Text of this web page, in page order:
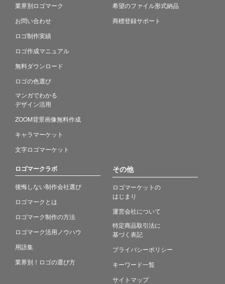
業界別ロゴマーク
お問い合わせ
ロゴ制作実績
ロゴ作成マニュアル
無料ダウンロード
ロゴの色選び
マンガでわかる
デザイン活用
ZOOM背景画像無料作成
キャラマーケット
文字ロゴマーケット
希望のファイル形式納品
商標登録サポート
ロゴマークラボ
後悔しない制作会社選び
ロゴマークとは
ロゴマーク制作の方法
ロゴマーク活用ノウハウ
用語集
業界別！ロゴの選び方
その他
ロゴマーケットの
はじまり
運営会社について
特定商品取引法に
基づく表記
プライバシーポリシー
キーワード一覧
サイトマップ